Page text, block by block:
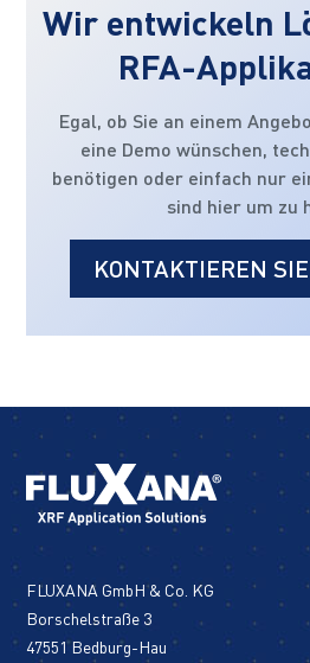
Wir entwickeln
RFA-
Egal, ob Sie an einem
eine Demo wünschen,
benötigen oder einfach nur
sind hier um zu
KONTAKTIEREN
FLUXANA GmbH & Co. KG
Borschelstraße 3
47551 Bedburg-Hau